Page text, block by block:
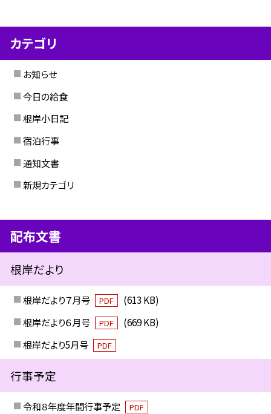
カテゴリ
お知らせ
今日の給食
根岸小日記
宿泊行事
通知文書
新規カテゴリ
配布文書
根岸だより
根岸だより７月号 PDF
(613 KB)
根岸だより６月号
PDF
(669 KB)
根岸だより5月号
PDF
行事予定
令和８年度年間行事予定 PDF